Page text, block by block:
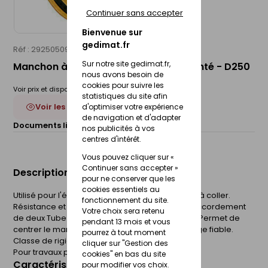
Bienvenue sur
gedimat.fr
Sur notre site gedimat.fr,
nous avons besoin de
cookies pour suivre les
statistiques du site afin
d'optimiser votre expérience
de navigation et d'adapter
nos publicités à vos
centres d'intérêt.
Vous pouvez cliquer sur «
Continuer sans accepter »
pour ne conserver que les
cookies essentiels au
fonctionnement du site.
Votre choix sera retenu
pendant 13 mois et vous
pourrez à tout moment
cliquer sur "Gestion des
cookies" en bas du site
pour modifier vos choix.
Continuer sans accepter
Réf : 29250509 WAVIN
Manchon à butée PVC SDR 41 joint monté - D250
Voir prix et disponibilité en magasin
Voir les 5 déclinaisons
Documents liés :
Fiche technique
Description du produit
Utilisé pour l'évacuation des eaux usées. Facille à coller.
Résistance et emboîtement facile. Permet le raccordement
de deux Tube aux extrémités mâles, une butée. Permet de
centrer le manchon et de réaliser un assemblage fiable.
Classe de rigidité annulaire : SN4.
Pour travaux publics.
Caractéristiques du produit